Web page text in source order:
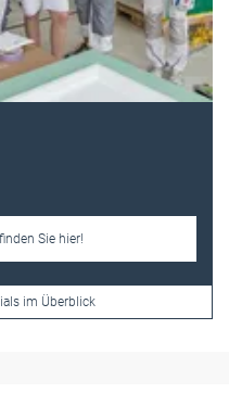
Sie hier!
im Überblick